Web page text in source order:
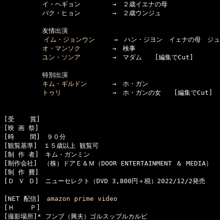
イ・ヘギョン　　　　　→　２歳イエナの母
パク・ヒョン　　　　　→　２歳ウンジュ
友情出演
イム・ジョンウン →　ハン・ジヨン　イェナの母　ジュ
オ・マンソク
→　検事
ユン・ソンア →　マダム　　[編集でCut]
特別出演
キム・ギルドン →　ホ・ガン
トゥリ
→　ホ・ガンの女　　[編集でCut]
[受    賞]
[映 画 祭]
[時    間]　９０分
[観覧基準]　１５歳以上 観覧可
[制 作 者]　キム・ガンミン
[制作会社]　（株）ドアＥ＆Ｍ（DOOR ENTERTAINMENT ＆ MEDIA）
[制 作 費]
[Ｄ Ｖ Ｄ]　ニューセレクト（DVD 3,800円＋税）2022/12/2発売
[NET 配信] amazon prime video
[Ｈ    Ｐ]
[撮影場所]* フンブ（興夫）ゴルスップルカルビ